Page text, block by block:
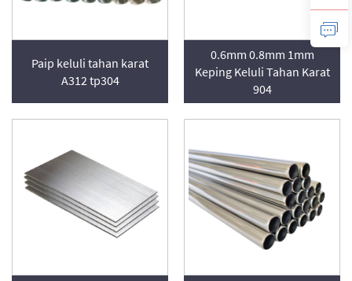
Paip keluli tahan karat
A312 tp304
0.6mm 0.8mm 1mm
Keping Keluli Tahan Karat
904